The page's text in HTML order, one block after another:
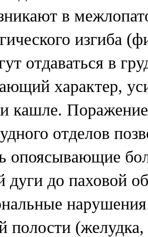
в
изгиба
отдаваться в
характер,
кашле.
отделов
опоясывающие
дуги до паховой
полости